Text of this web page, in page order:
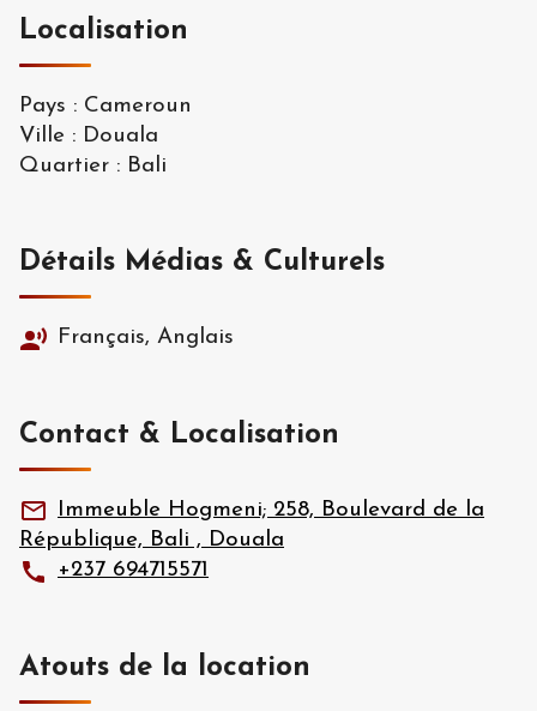
Localisation
Pays : Cameroun
Ville : Douala
Quartier : Bali
Détails Médias & Culturels
Français, Anglais
Contact & Localisation
Immeuble Hogmeni; 258, Boulevard de la
République, Bali , Douala
+237 694715571
Atouts de la location